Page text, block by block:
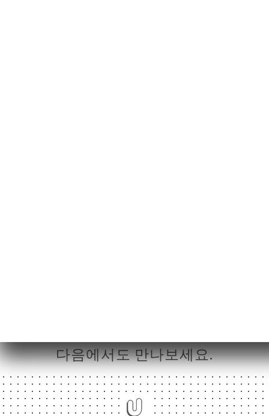
다음에서도 만나보세요.